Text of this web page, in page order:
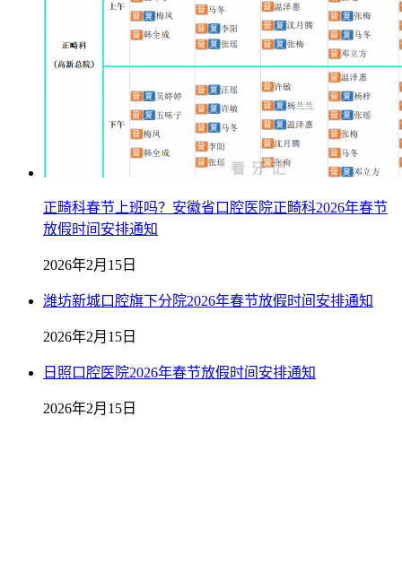
正畸科春节上班吗？安徽省口腔医院正畸科2026年春节
放假时间安排通知
2026年2月15日
潍坊新城口腔旗下分院2026年春节放假时间安排通知
2026年2月15日
日照口腔医院2026年春节放假时间安排通知
2026年2月15日